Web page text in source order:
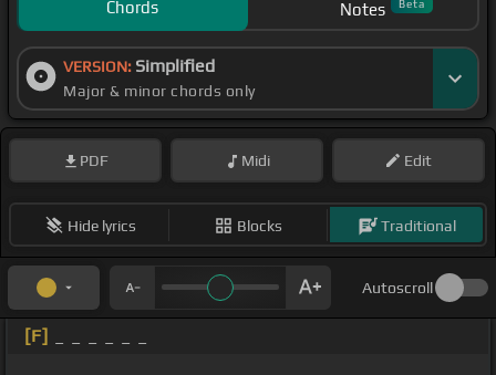
Chords Notes Beta
VERSION: Simplified
Major & minor chords only
PDF Midi Edit
Hide lyrics Blocks Traditional
Autoscroll
[F]